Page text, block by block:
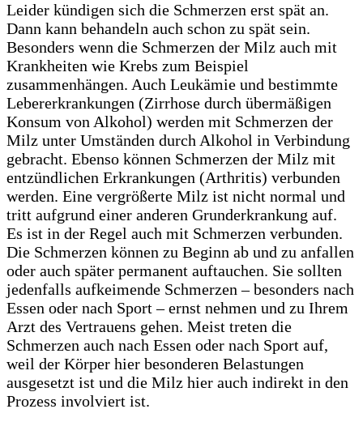
Leider kündigen sich die Schmerzen erst spät an.
Dann kann behandeln auch schon zu spät sein.
Besonders wenn die Schmerzen der Milz auch mit
Krankheiten wie Krebs zum Beispiel
zusammenhängen. Auch Leukämie und bestimmte
Lebererkrankungen (Zirrhose durch übermäßigen
Konsum von Alkohol) werden mit Schmerzen der
Milz unter Umständen durch Alkohol in Verbindung
gebracht. Ebenso können Schmerzen der Milz mit
entzündlichen Erkrankungen (Arthritis) verbunden
werden. Eine vergrößerte Milz ist nicht normal und
tritt aufgrund einer anderen Grunderkrankung auf.
Es ist in der Regel auch mit Schmerzen verbunden.
Die Schmerzen können zu Beginn ab und zu anfallen
oder auch später permanent auftauchen. Sie sollten
jedenfalls aufkeimende Schmerzen – besonders nach
Essen oder nach Sport – ernst nehmen und zu Ihrem
Arzt des Vertrauens gehen. Meist treten die
Schmerzen auch nach Essen oder nach Sport auf,
weil der Körper hier besonderen Belastungen
ausgesetzt ist und die Milz hier auch indirekt in den
Prozess involviert ist.